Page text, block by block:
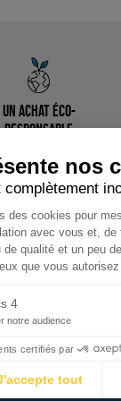
Un achat éco-
responsable
avec soin